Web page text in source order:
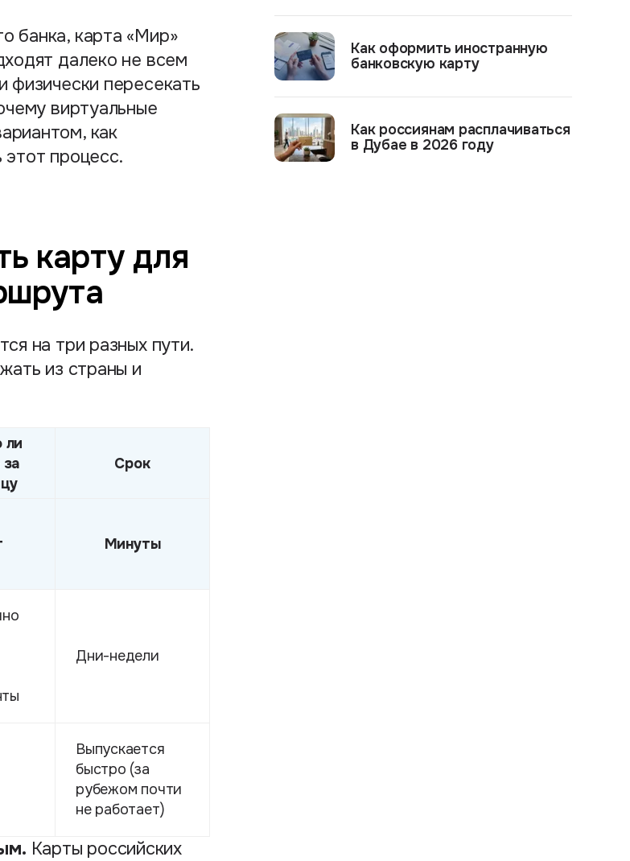
банка, карта «Мир»
далеко не всем
физически пересекать
виртуальные
как
процесс.
карту для
на три разных пути.
из страны и
ли
за
Срок
Минуты
Дни-недели
Выпускается
быстро (за
рубежом почти
не работает)
Карты российских
Как оформить иностранную
банковскую карту
Как россиянам расплачиваться
в Дубае в 2026 году